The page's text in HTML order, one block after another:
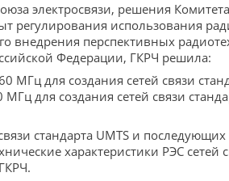
электросвязи, решения
использования
внедрения перспективных
Федерации, ГКРЧ решила:
для создания сетей связи
для создания сетей связи
стандарта UMTS и
характеристики РЭС сетей